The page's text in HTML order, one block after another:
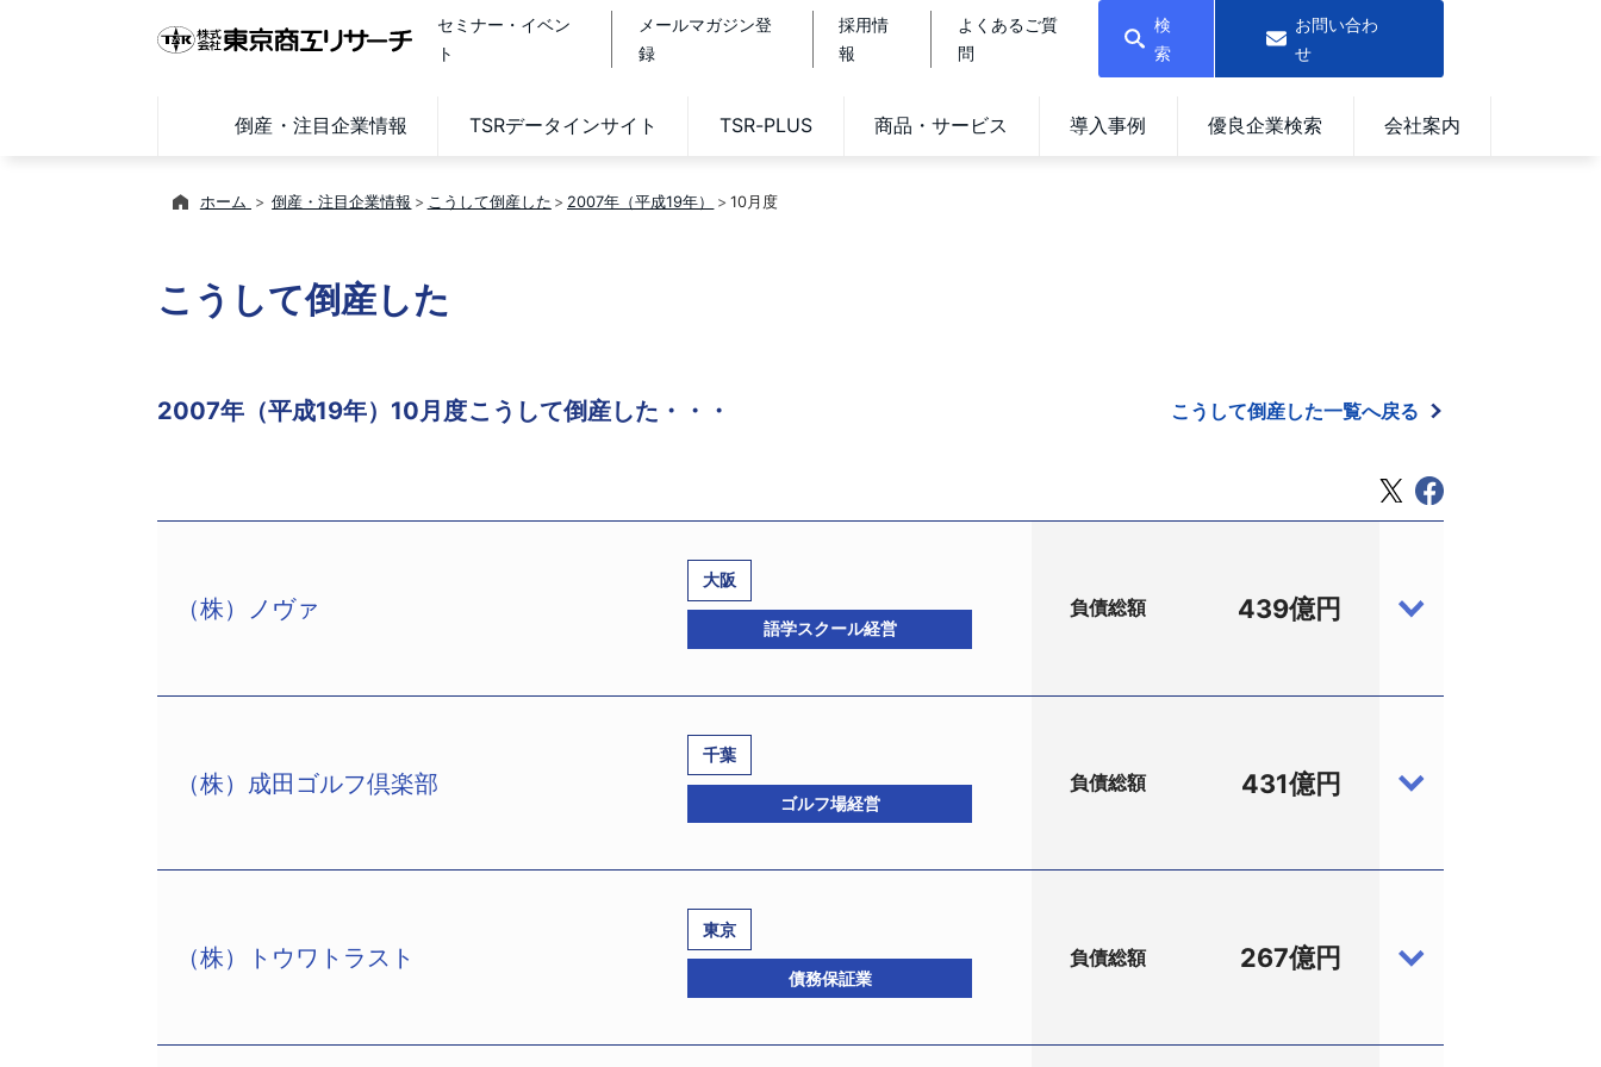
セミナー・イベン
ト
メールマガジン登
録
採用情
報
よくあるご質
問
検
索
お問い合わ
せ
倒産・注目企業情報 TSRデータインサイト TSR-PLUS 商品・サービス 導入事例 優良企業検索 会社案内
ホーム 倒産・注目企業情報 こうして倒産した 2007年（平成19年） 10月度
こうして倒産した
2007年（平成19年）10月度こうして倒産した・・・ こうして倒産した一覧へ戻る
（株）ノヴァ
大阪
語学スクール経営
負債総額 439億円
（株）ノヴァ（ジャスダック上場、大阪市中央区西心斎橋2−3−2、設立昭和49年5月、資本金50億1020万円、吉里仁見代表他2名、従業員
北浜3−7−12東京建物大阪ビル8F、共栄法律事務所、電話06−6222−5755）。保全管理人は東畠敏明弁護士(大阪市北区西天満4−7−1北ビル1
所、電話06−6366−0015）。負債総額は平成19年7月末時点の数値で439億円200万円。このうち約150億円は敷金・保証金である。
同社は語学スクール最大手で、「駅前留学」「講師はすべてネイティブスピーカー」をキャッチフレーズに、自宅でテレビ電話を使用し受
金制度をうたった広告戦略も図り、平成16年9月から300余りの拠店をオープンし、ピーク時の同18年3月期末には994校、受講生は47万
（株）成田ゴルフ倶楽部
千葉
ゴルフ場経営
負債総額 431億円
（株）成田ゴルフ倶楽部（成田市大室127、設立昭和56年5月、資本金8000万円、桐谷重毅社長、従業員5名）は、10月3日東京地裁に民事
員には瀬戸英雄弁護士（千代田区九段北4−1−3、ＬＭ法律事務所、電話03−3239−3100）が選任された。負債総額は債権者約900名に対し
（株）トウワトラスト
東京
債務保証業
負債総額 267億円